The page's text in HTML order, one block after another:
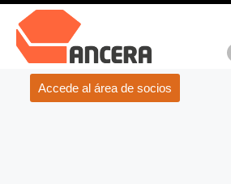
Accede al área de socios